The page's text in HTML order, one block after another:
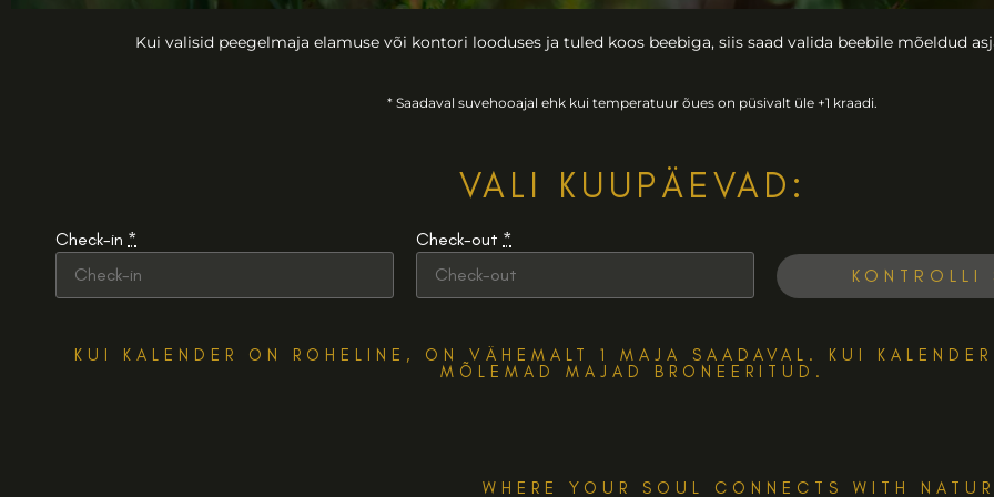
Kui valisid peegelmaja elamuse või kontori looduses ja tuled koos beebiga, siis saad valida beebile mõeldud
* Saadaval suvehooajal ehk kui temperatuur õues on püsivalt üle +1 kraadi.
VALI KUUPÄEVAD:
Check-in * Check-out *
KUI KALENDER ON ROHELINE, ON VÄHEMALT 1 MAJA SAADAVAL. KUI
MÕLEMAD MAJAD BRONEERITUD.
WHERE YOUR SOUL CONNECTS WITH